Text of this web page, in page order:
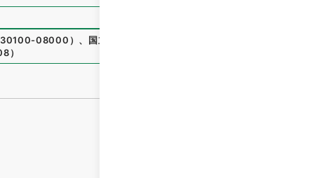
08000 ） 、 国立公文書館デジタルアーカイブ
）